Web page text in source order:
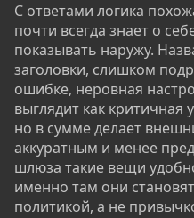
С ответами логика
почти всегда знает о
показывать наружу.
заголовки, слишком
ошибке, неровная
выглядит как критичная
но в сумме делает
аккуратным и менее
шлюза такие вещи
именно там они
политикой, а не